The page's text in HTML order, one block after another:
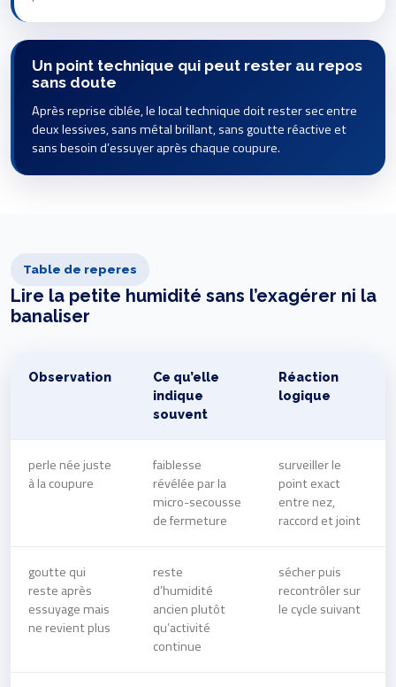
Un point technique qui peut rester au repos
sans doute
Après reprise ciblée, le local technique doit rester sec entre
deux lessives, sans métal brillant, sans goutte réactive et
sans besoin d’essuyer après chaque coupure.
Table de reperes
Lire la petite humidité sans l’exagérer ni la
banaliser
Observation
Ce qu’elle
indique
souvent
Réaction
logique
perle née juste
à la coupure
faiblesse
révélée par la
micro-secousse
de fermeture
surveiller le
point exact
entre nez,
raccord et joint
goutte qui
reste après
essuyage mais
ne revient plus
reste
d’humidité
ancien plutôt
qu’activité
continue
sécher puis
recontrôler sur
le cycle suivant